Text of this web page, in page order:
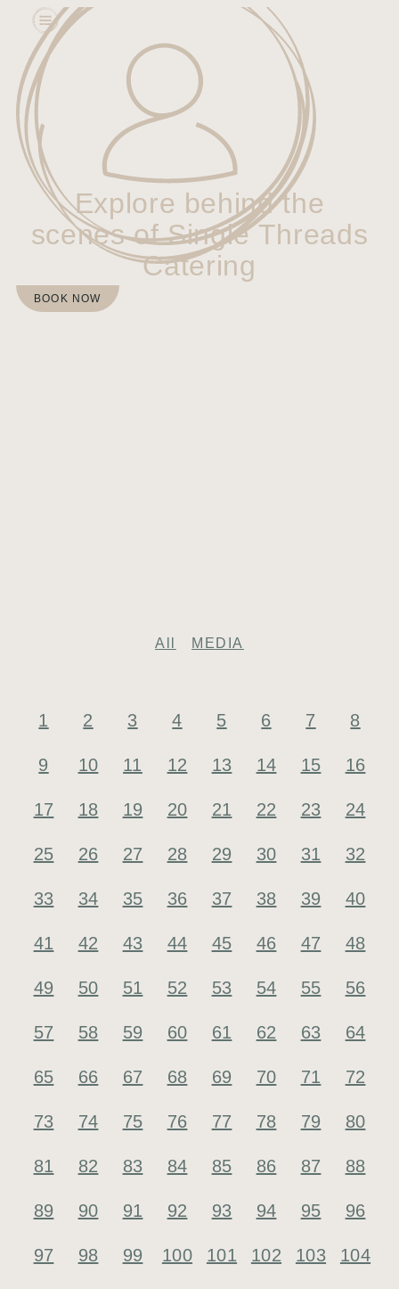
BOOK NOW
Explore behind the
scenes of Single Threads
Catering
All MEDIA
1 2 3 4 5 6 7 8
9 10 11 12 13 14 15 16
17 18 19 20 21 22 23 24
25 26 27 28 29 30 31 32
33 34 35 36 37 38 39 40
41 42 43 44 45 46 47 48
49 50 51 52 53 54 55 56
57 58 59 60 61 62 63 64
65 66 67 68 69 70 71 72
73 74 75 76 77 78 79 80
81 82 83 84 85 86 87 88
89 90 91 92 93 94 95 96
97 98 99 100 101 102 103 104